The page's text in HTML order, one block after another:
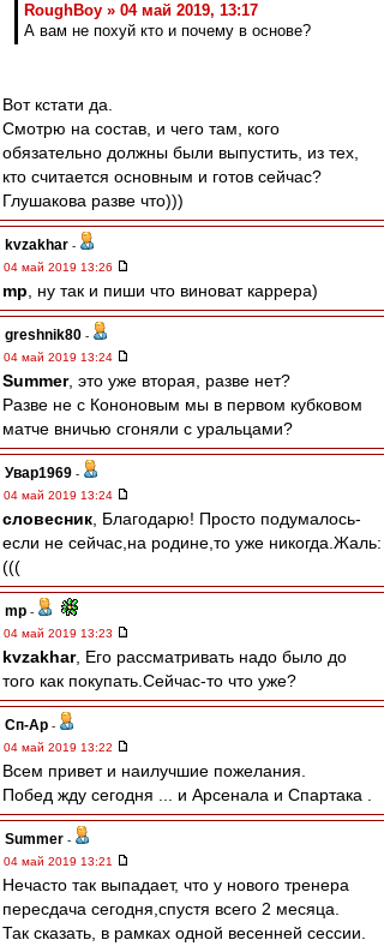
RoughBoy » 04 май 2019, 13:17
А вам не похуй кто и почему в основе?
Вот кстати да.
Смотрю на состав, и чего там, кого
обязательно должны были выпустить, из тех,
кто считается основным и готов сейчас?
Глушакова разве что)))
kvzakhar -
04 май 2019 13:26
mp , ну так и пиши что виноват каррера)
greshnik80 -
04 май 2019 13:24
Summer, это уже вторая, разве нет?
Разве не с Кононовым мы в первом кубковом
матче вничью сгоняли с уральцами?
Увар1969 -
04 май 2019 13:24
словесник , Благодарю! Просто подумалось-
если не сейчас,на родине,то уже никогда.Жаль:
(((
mp -
04 май 2019 13:23
kvzakhar, Его рассматривать надо было до
того как покупать.Сейчас-то что уже?
Сп-Ар -
04 май 2019 13:22
Всем привет и наилучшие пожелания.
Побед жду сегодня ... и Арсенала и Спартака .
Summer -
04 май 2019 13:21
Нечасто так выпадает, что у нового тренера
пересдача сегодня,спустя всего 2 месяца.
Так сказать, в рамках одной весенней сессии.